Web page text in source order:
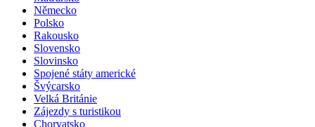
Německo
Polsko
Rakousko
Slovensko
Slovinsko
Spojené státy americké
Švýcarsko
Velká Británie
Zájezdy s turistikou
Chorvatsko